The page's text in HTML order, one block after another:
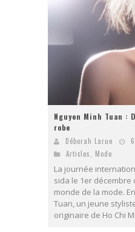
Nguyen Minh Tuan :
robe
Déborah Larue
Articles, Mode
La journée
sida le 1er
monde de la mode.
Tuan, un jeune
originaire de Ho Chi